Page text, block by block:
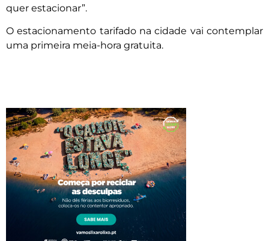
quer estacionar”.
O estacionamento tarifado na cidade vai contemplar
uma primeira meia-hora gratuita.